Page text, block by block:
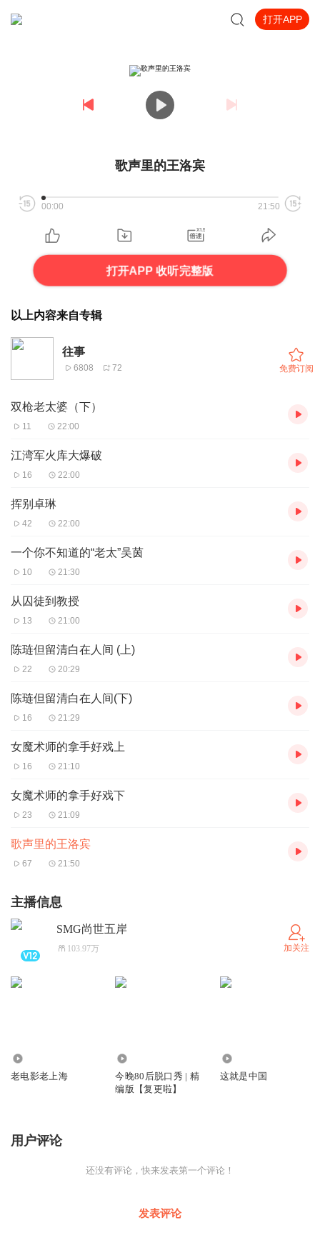
打开APP
歌声里的王洛宾
00:00 21:50
打开APP 收听完整版
以上内容来自专辑
往事
6808 72 免费订阅
双枪老太婆（下）
11 22:00
江湾军火库大爆破
16 22:00
挥别卓琳
42 22:00
一个你不知道的“老太”吴茵
10 21:30
从囚徒到教授
13 21:00
陈琏但留清白在人间 (上)
22 20:29
陈琏但留清白在人间(下)
16 21:29
女魔术师的拿手好戏上
16 21:10
女魔术师的拿手好戏下
23 21:09
歌声里的王洛宾
67 21:50
主播信息
SMG尚世五岸
103.97万 加关注
老电影老上海
今晚80后脱口秀 | 精
编版【复更啦】
这就是中国
用户评论
还没有评论，快来发表第一个评论！
发表评论